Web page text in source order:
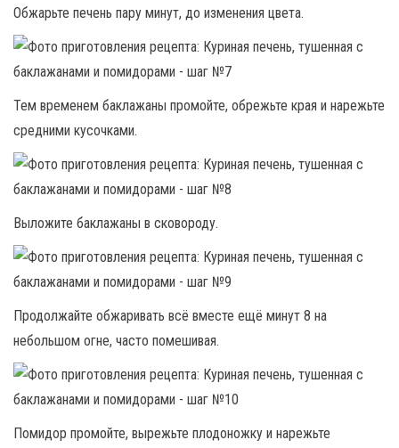
Обжарьте печень пару минут, до изменения цвета.
Тем временем баклажаны промойте, обрежьте края и нарежьте
средними кусочками.
Выложите баклажаны в сковороду.
Продолжайте обжаривать всё вместе ещё минут 8 на
небольшом огне, часто помешивая.
Помидор промойте, вырежьте плодоножку и нарежьте